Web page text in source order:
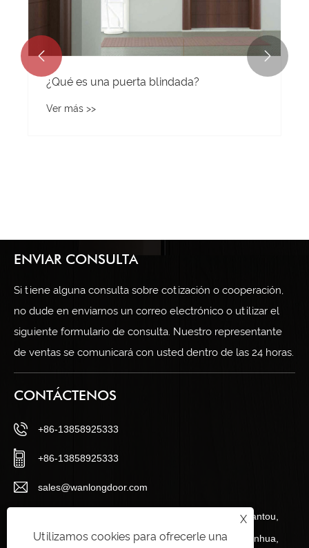
¿Qué es una puerta blindada?
Ver más >>
 
ENVIAR CONSULTA
Si tiene alguna consulta sobre cotización o cooperación,
no dude en enviarnos un correo electrónico o utilizar el
siguiente formulario de consulta. Nuestro representante
de ventas se comunicará con usted dentro de las 24 horas.
CONTÁCTENOS
+86-13858925333
+86-13858925333
sales@wanlongdoor.com
No.12, Century Road, zona industrial de Wangshantou,
ciudad de Quanxi, condado de Wuyi, ciudad de Jinhua,
X
Utilizamos cookies para ofrecerle una